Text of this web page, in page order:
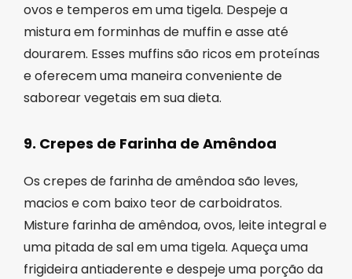
ovos e temperos em uma tigela. Despeje a
mistura em forminhas de muffin e asse até
dourarem. Esses muffins são ricos em proteínas
e oferecem uma maneira conveniente de
saborear vegetais em sua dieta.
9. Crepes de Farinha de Amêndoa
Os crepes de farinha de amêndoa são leves,
macios e com baixo teor de carboidratos.
Misture farinha de amêndoa, ovos, leite integral e
uma pitada de sal em uma tigela. Aqueça uma
frigideira antiaderente e despeje uma porção da